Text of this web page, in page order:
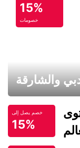
15%
خصومات
والشارقة
خصم يصل إلى
15%